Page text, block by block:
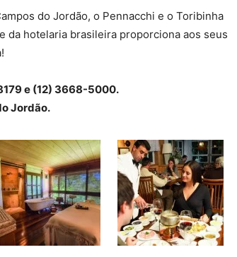
do Jordão, o Pennacchi e o Toribinha
da hotelaria brasileira proporciona aos seus
e (12) 3668-5000.
Jordão.